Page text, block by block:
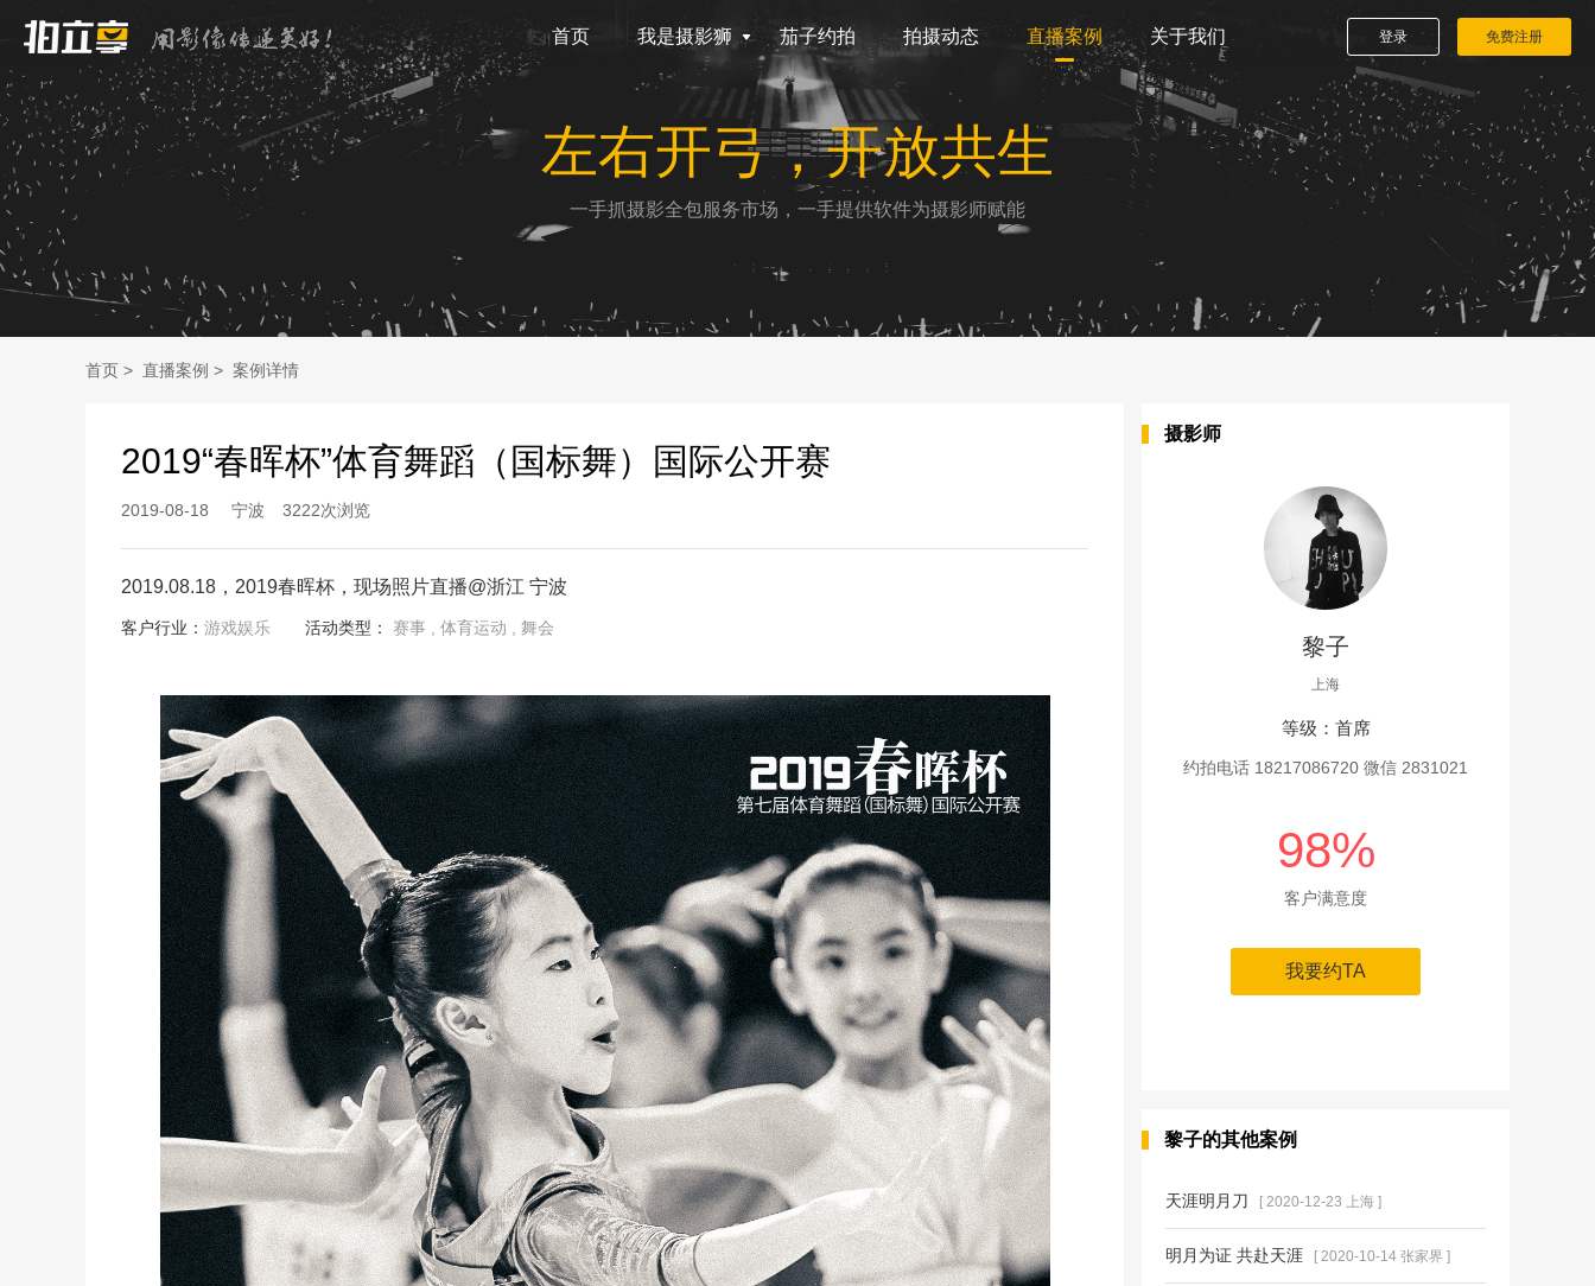
首页 我是摄影狮 茄子约拍 拍摄动态 直播案例 关于我们 登录 免费注册
左右开弓，开放共生
一手抓摄影全包服务市场，一手提供软件为摄影师赋能
首页 > 直播案例 > 案例详情
2019“春晖杯”体育舞蹈（国标舞）国际公开赛
2019-08-18 宁波 3222次浏览
2019.08.18，2019春晖杯，现场照片直播@浙江 宁波
客户行业： 游戏娱乐 活动类型： 赛事 , 体育运动 , 舞会
摄影师
黎子
上海
等级：首席
约拍电话 18217086720 微信 2831021
98%
客户满意度
我要约TA
黎子的其他案例
天涯明月刀 [ 2020-12-23 上海 ]
明月为证 共赴天涯 [ 2020-10-14 张家界 ]